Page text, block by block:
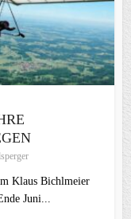
Klaus Bichlmeier
Juni...